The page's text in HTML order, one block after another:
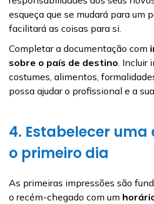
esqueça que se mudará para um
facilitará as coisas para si.
Completar a documentação com
sobre o país de destino. Incluir
costumes, alimentos,
possa ajudar o profissional e a
4. Estabelecer
o primeiro dia
As primeiras impressões são
o recém-chegado com um